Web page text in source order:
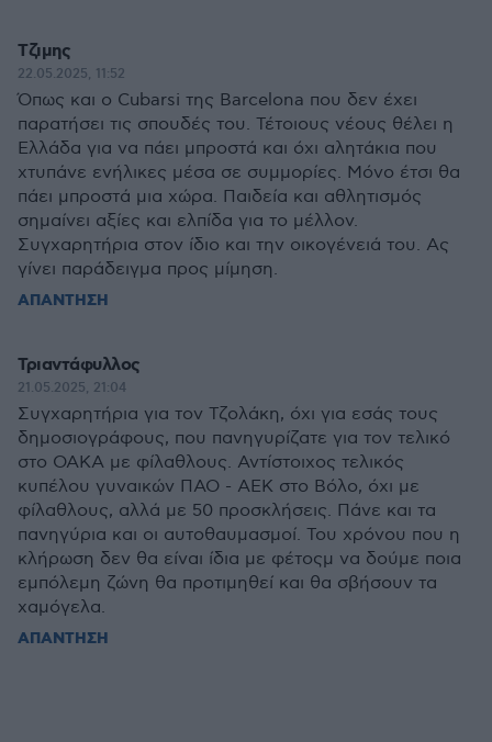
Τζιμης
22.05.2025, 11:52
Όπως και ο Cubarsi της Barcelona που δεν έχει
παρατήσει τις σπουδές του. Τέτοιους νέους θέλει η
Ελλάδα για να πάει μπροστά και όχι αλητάκια που
χτυπάνε ενήλικες μέσα σε συμμορίες. Μόνο έτσι θα
πάει μπροστά μια χώρα. Παιδεία και αθλητισμός
σημαίνει αξίες και ελπίδα για το μέλλον.
Συγχαρητήρια στον ίδιο και την οικογένειά του. Ας
γίνει παράδειγμα προς μίμηση.
ΑΠΑΝΤΗΣΗ
Τριαντάφυλλος
21.05.2025, 21:04
Συγχαρητήρια για τον Τζολάκη, όχι για εσάς τους
δημοσιογράφους, που πανηγυρίζατε για τον τελικό
στο ΟΑΚΑ με φίλαθλους. Αντίστοιχος τελικός
κυπέλου γυναικών ΠΑΟ - ΑΕΚ στο Βόλο, όχι με
φίλαθλους, αλλά με 50 προσκλήσεις. Πάνε και τα
πανηγύρια και οι αυτοθαυμασμοί. Του χρόνου που η
κλήρωση δεν θα είναι ίδια με φέτοςμ να δούμε ποια
εμπόλεμη ζώνη θα προτιμηθεί και θα σβήσουν τα
χαμόγελα.
ΑΠΑΝΤΗΣΗ